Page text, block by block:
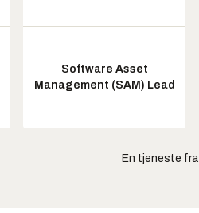
Software Asset
Management (SAM) Lead
En tjeneste fra